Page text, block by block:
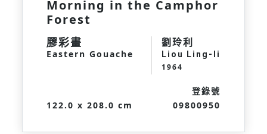
Morning in the Camphor
Forest
膠彩畫
Eastern Gouache
劉玲利
Liou Ling-li
1964
122.0 x 208.0 cm
登錄號
09800950